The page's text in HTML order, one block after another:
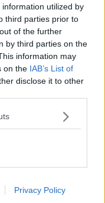
utilized by
third parties prior to
of the further
by third parties on the
information may
on the IAB’s List of
disclose it to other
Privacy Policy
la qualità
aspetti